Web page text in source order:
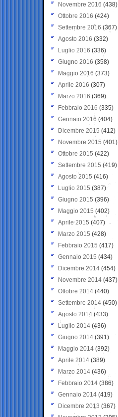
Novembre 2016 (438)
Ottobre 2016 (424)
Settembre 2016 (367)
Agosto 2016 (332)
Luglio 2016 (336)
Giugno 2016 (358)
Maggio 2016 (373)
Aprile 2016 (307)
Marzo 2016 (369)
Febbraio 2016 (335)
Gennaio 2016 (404)
Dicembre 2015 (412)
Novembre 2015 (401)
Ottobre 2015 (422)
Settembre 2015 (419)
Agosto 2015 (416)
Luglio 2015 (387)
Giugno 2015 (396)
Maggio 2015 (402)
Aprile 2015 (407)
Marzo 2015 (428)
Febbraio 2015 (417)
Gennaio 2015 (434)
Dicembre 2014 (454)
Novembre 2014 (437)
Ottobre 2014 (440)
Settembre 2014 (450)
Agosto 2014 (433)
Luglio 2014 (436)
Giugno 2014 (391)
Maggio 2014 (392)
Aprile 2014 (389)
Marzo 2014 (436)
Febbraio 2014 (386)
Gennaio 2014 (419)
Dicembre 2013 (367)